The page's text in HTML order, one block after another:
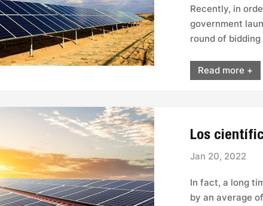
Recently, in
government
round of bidding
Read more +
Jan 20, 2022
In fact, a long
by an average